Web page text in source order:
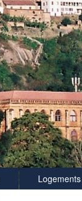
Logements